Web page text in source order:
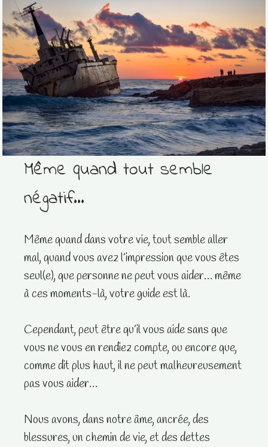
Même quand tout semble
négatif…
Même quand dans votre vie, tout semble aller
mal, quand vous avez l’impression que vous êtes
seul(e), que personne ne peut vous aider… même
à ces moments-là, votre guide est là.
Cependant, peut être qu’il vous aide sans que
vous ne vous en rendiez compte, ou encore que,
comme dit plus haut, il ne peut malheureusement
pas vous aider…
Nous avons, dans notre âme, ancrée, des
blessures, un chemin de vie, et des dettes